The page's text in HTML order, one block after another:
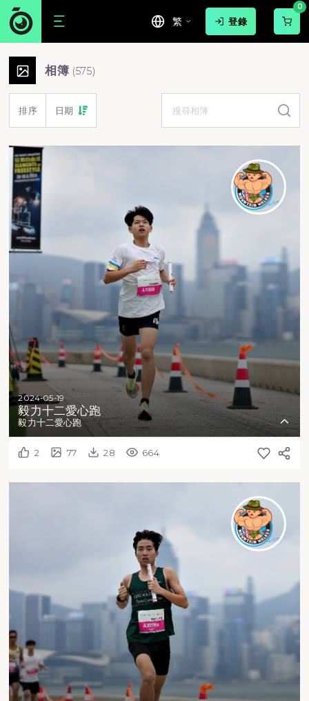
繁 登錄
0
Movepic 賽事相片相簿 | 跑步活動照
相簿 (575)
排序 日期
2024-05-19
毅力十二愛心跑
毅力十二愛心跑
2 77 28 664